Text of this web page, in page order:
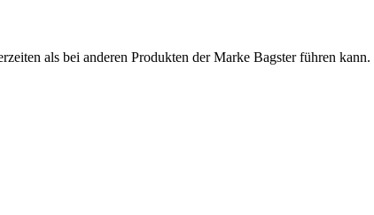
als bei anderen Produkten der Marke Bagster führen kann.